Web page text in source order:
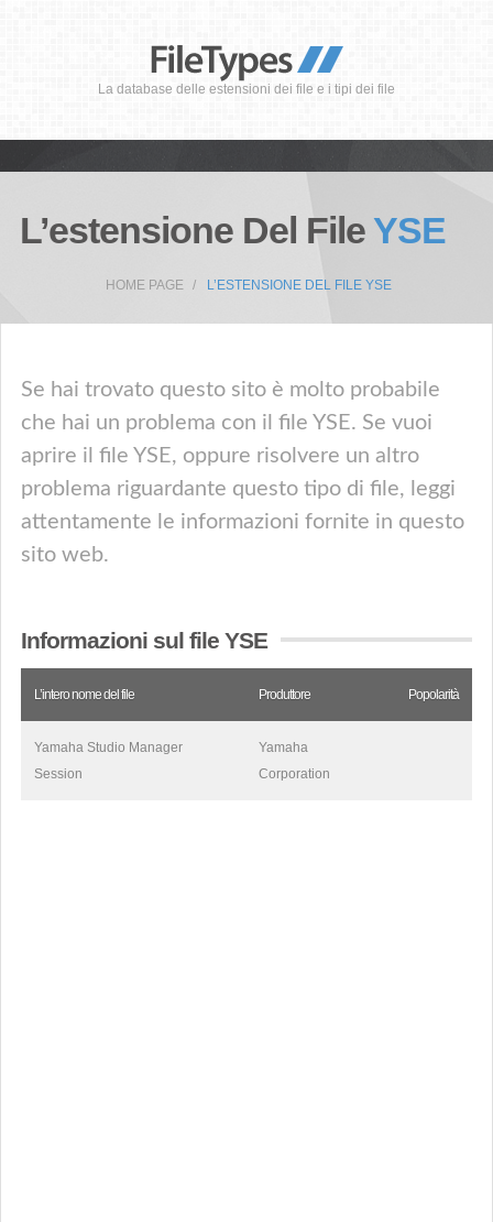
La database delle estensioni dei file e i tipi dei file
L’estensione Del File YSE
HOME PAGE L’ESTENSIONE DEL FILE YSE
Se hai trovato questo sito è molto probabile
che hai un problema con il file YSE. Se vuoi
aprire il file YSE, oppure risolvere un altro
problema riguardante questo tipo di file, leggi
attentamente le informazioni fornite in questo
sito web.
Informazioni sul file YSE
L’intero nome del file Produttore Popolarità
Yamaha Studio Manager
Session
Yamaha
Corporation